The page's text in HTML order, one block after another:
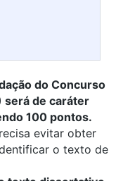
do Concurso
será de caráter
100 pontos.
evitar obter
o texto de